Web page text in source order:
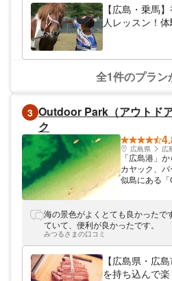
【広島・乗馬
人レッスン！
全1件のプラン
3 Outdoor Park（アウトド
ク
広島県 広
「広島港」
カヤック、
似島にある
号もコンビニ
のが最高に心
没頭するの
でカヤック
ください。
海の景色がよくとても良かったで
ていて、便利が良かったです。
みつるさまの口コミ
【広島県・広
を持ち込んで